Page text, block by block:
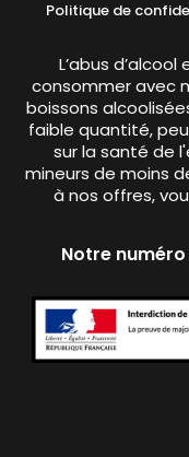
Politique de
L’abus
consommer avec
boissons
faible quantité,
sur la santé de
mineurs de moins
à nos offres,
Notre numéro